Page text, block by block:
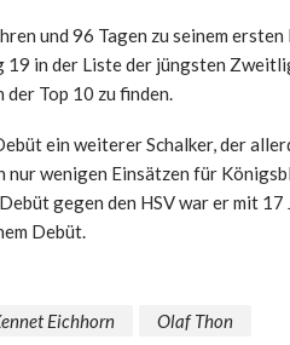
und 96 Tagen zu seinem ersten
in der Liste der jüngsten
Top 10 zu finden.
ein weiterer Schalker, der
nur wenigen Einsätzen für
gegen den HSV war er mit 17
Debüt.
Eichhorn Olaf Thon